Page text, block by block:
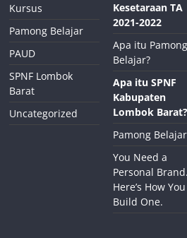
Kursus
Pamong Belajar
PAUD
SPNF Lombok
Barat
Uncategorized
Kesetaraan TA
2021-2022
Apa itu Pamong
Belajar?
Apa itu SPNF
Kabupaten
Lombok Barat?
Pamong Belajar
You Need a
Personal Brand.
Here’s How You
Build One.